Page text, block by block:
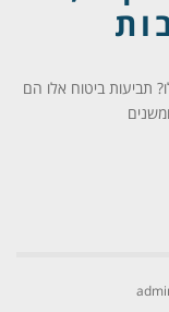
תביעות ביטוח אלו הם